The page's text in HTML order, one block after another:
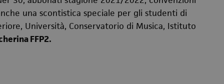
una scontistica speciale per gli studenti di
Università, Conservatorio di Musica, Istituto
FFP2.